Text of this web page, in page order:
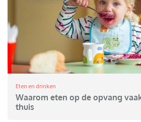
Eten en drinken
Waarom eten op de opvang
thuis